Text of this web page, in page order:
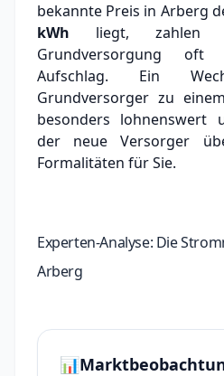
bekannte Preis in Arberg
kWh liegt, zahlen
Grundversorgung oft
Aufschlag. Ein
Grundversorger zu
besonders lohnenswert
der neue Versorger
Formalitäten für Sie.
Experten-Analyse: Die
Arberg
📊